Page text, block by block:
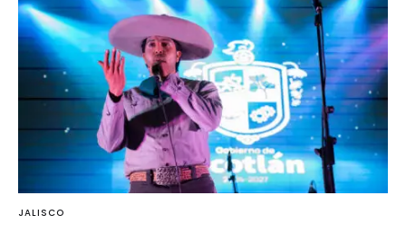
JALISCO